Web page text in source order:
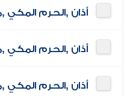
أذان ,الحرم
أذان ,الحرم
أذان ,الحرم